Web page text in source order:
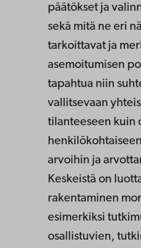
päätökset ja
sekä mitä ne eri
tarkoittavat ja
asemoitumisen
tapahtua niin
vallitsevaan
tilanteeseen kuin
arvoihin ja
Keskeistä on
rakentaminen
esimerkiksi
osallistuvien,